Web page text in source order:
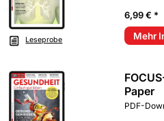
Leseprobe
6,99 € *
Mehr
Paper
PDF-